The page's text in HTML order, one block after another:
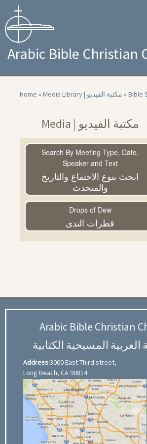
content
Arabic Bible Christian
Home » Media Library | مكتبة الفيديو » Bible
Media | مكتبة الفيديو
Search By Meeting Type, Date,
Speaker and Text
ابحث بنوع الاجتماع والتاريخ
والمتحدث
Drops of Dew
قطرات الندى
Arabic Bible Christian
العربية المسيحية الكتابية
Address:3000 East Third street,
Long Beach, CA 90814